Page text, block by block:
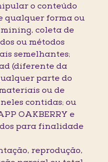
o conteúdo
qualquer forma ou
coleta de
ou métodos
semelhantes;
(diferente da
parte do
ou de
contidas; ou
OAKBERRY e
para finalidade
reprodução,